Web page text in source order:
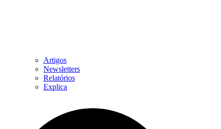
Artigos
Newsletters
Relatórios
Explica